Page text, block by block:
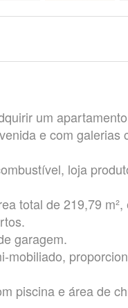
um
e com galerias
loja
total de 219,79
garagem.
mobiliado,
piscina e área de